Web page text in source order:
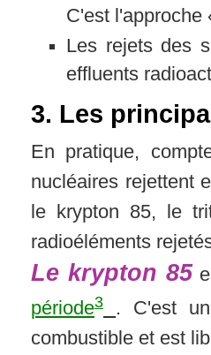
C'est l'approche
Les rejets des
effluents
3. Les
En pratique,
nucléaires rejettent
le krypton 85, le
radioéléments
Le krypton 85
période3
. C'est
combustible et est